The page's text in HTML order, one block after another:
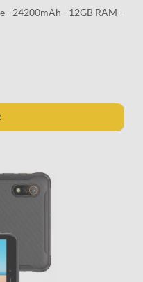
- 24200mAh - 12GB RAM -